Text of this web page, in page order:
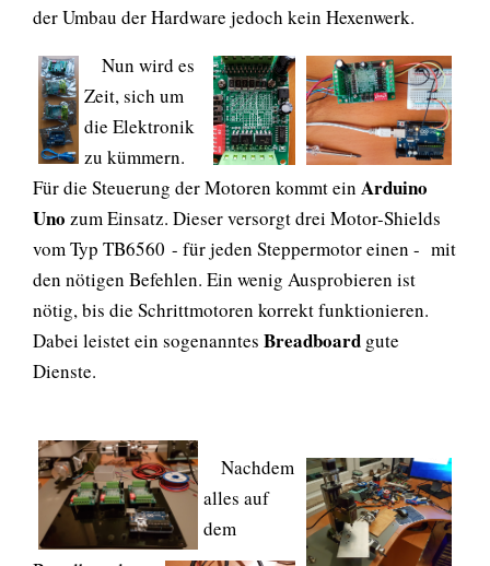
der Umbau der Hardware jedoch kein Hexenwerk.
Nun wird es
Zeit, sich um
die Elektronik
zu kümmern.
Für die Steuerung der Motoren kommt ein Arduino
Uno zum Einsatz. Dieser versorgt drei Motor-Shields
vom Typ TB6560 - für jeden Steppermotor einen - mit
den nötigen Befehlen. Ein wenig Ausprobieren ist
nötig, bis die Schrittmotoren korrekt funktionieren.
Dabei leistet ein sogenanntes Breadboard gute
Dienste.
Nachdem
alles auf
dem